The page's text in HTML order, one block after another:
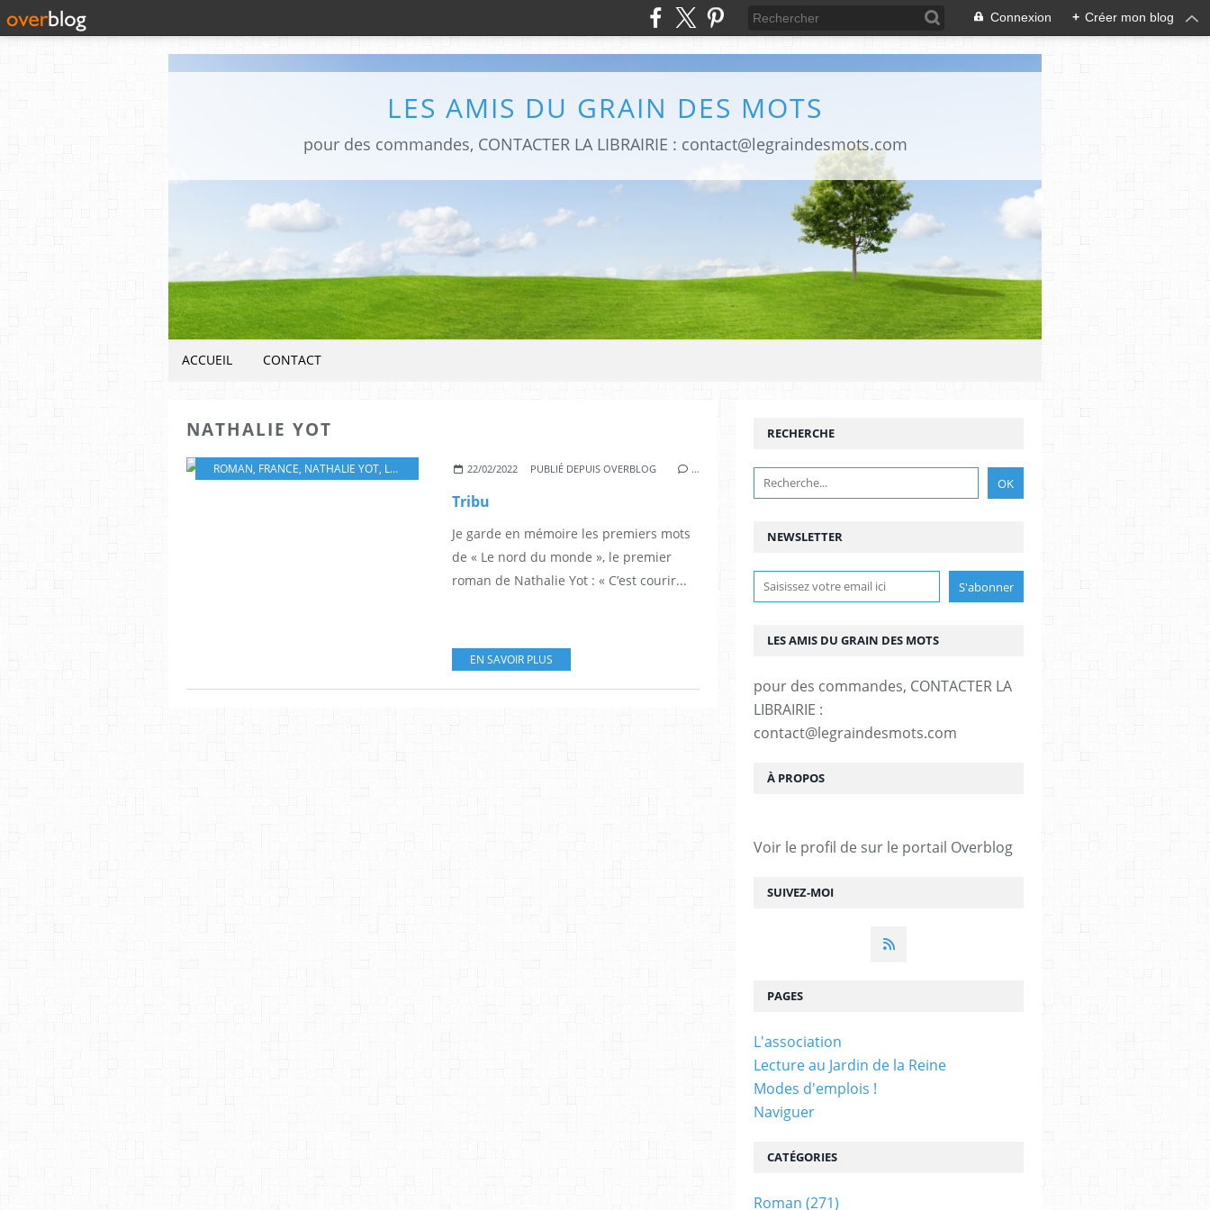
Connexion + Créer mon blog
LES AMIS DU GRAIN DES MOTS
pour des commandes, CONTACTER LA LIBRAIRIE : contact@legraindesmots.com
ACCUEIL CONTACT
NATHALIE YOT
ROMAN, FRANCE, NATHALIE YOT, LA CONTRE ALLÉE 22/02/2022 PUBLIÉ DEPUIS OVERBLOG …
Tribu
Je garde en mémoire les premiers mots
de « Le nord du monde », le premier
roman de Nathalie Yot : « C’est courir...
EN SAVOIR PLUS
NEWSLETTER
SUIVEZ-MOI
RECHERCHE
LES AMIS DU GRAIN DES MOTS
pour des commandes, CONTACTER LA
LIBRAIRIE :
contact@legraindesmots.com
À PROPOS
Voir le profil de sur le portail Overblog
PAGES
L'association
Lecture au Jardin de la Reine
Modes d'emplois !
Naviguer
CATÉGORIES
Roman (271)